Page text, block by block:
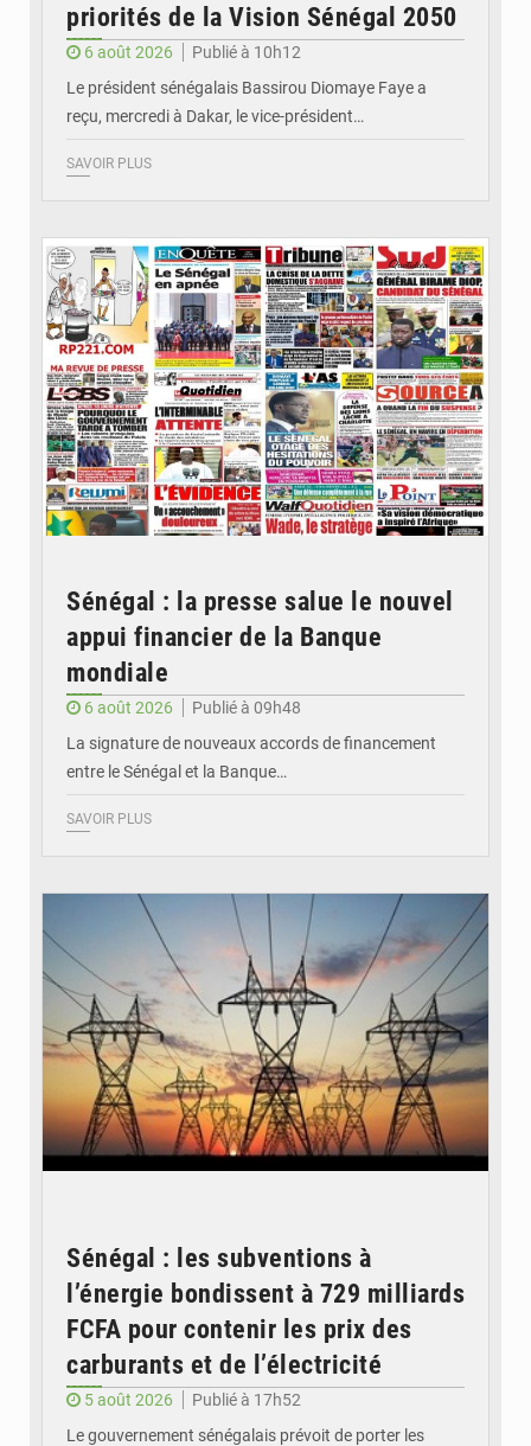
priorités de la Vision Sénégal 2050
6 août 2026
Publié à 10h12
Le président sénégalais Bassirou Diomaye Faye a
reçu, mercredi à Dakar, le vice-président…
SAVOIR PLUS
Sénégal : la presse salue le nouvel
appui financier de la Banque
mondiale
6 août 2026
Publié à 09h48
La signature de nouveaux accords de financement
entre le Sénégal et la Banque…
SAVOIR PLUS
Sénégal : les subventions à
l’énergie bondissent à 729 milliards
FCFA pour contenir les prix des
carburants et de l’électricité
5 août 2026
Publié à 17h52
Le gouvernement sénégalais prévoit de porter les